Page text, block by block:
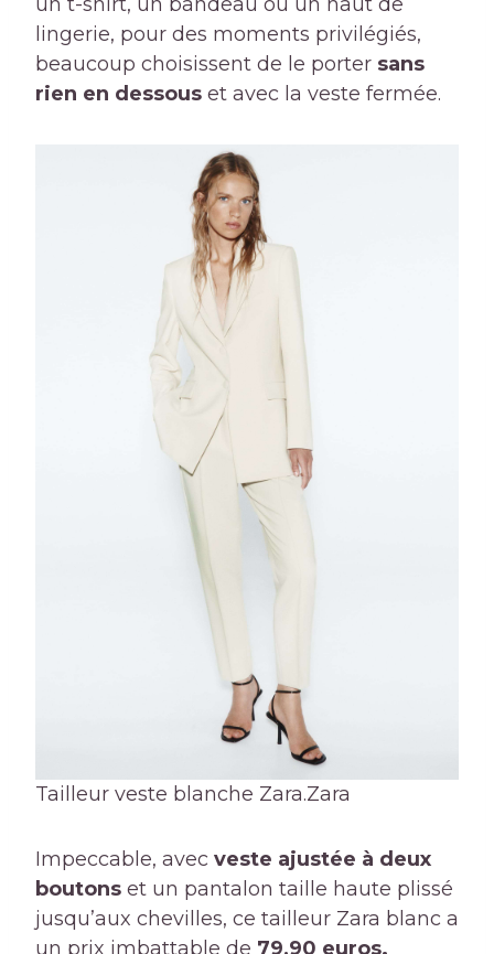
lingerie, pour des moments privilégiés,
beaucoup choisissent de le porter sans
rien en dessous et avec la veste fermée.
Tailleur veste blanche Zara.Zara
Impeccable, avec veste ajustée à deux
boutons et un pantalon taille haute plissé
jusqu’aux chevilles, ce tailleur Zara blanc a
un prix imbattable de 79,90 euros.